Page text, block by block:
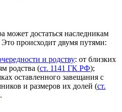
может достаться наследникам
происходит двумя путями:
и родству: от близких
родства (ст. 1141 ГК РФ);
оставленного завещания с
и размеров их долей (ст.